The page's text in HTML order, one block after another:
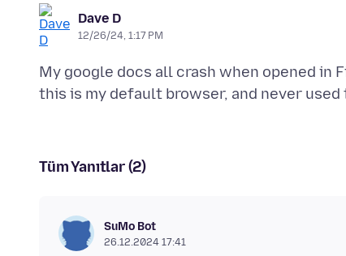
Dave D
12/26/24, 1:17 PM
My google docs all crash when opened in
Tüm Yanıtlar (2)
SuMo Bot
26.12.2024 17:41